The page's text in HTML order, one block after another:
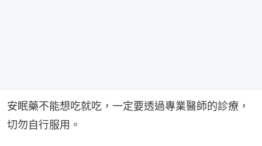
安眠藥不能想吃就吃，一定要透過專業醫師的診療，
切勿自行服用。